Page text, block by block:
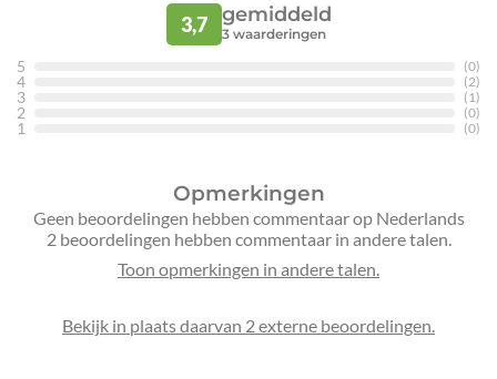
3,7 gemiddeld
3waarderingen
5 (0)
4 (2)
3 (1)
2 (0)
1 (0)
Opmerkingen
Geen beoordelingen hebben commentaar op Nederlands
2 beoordelingen hebben commentaar in andere talen.
Bekijk in plaats daarvan 2 externe beoordelingen.